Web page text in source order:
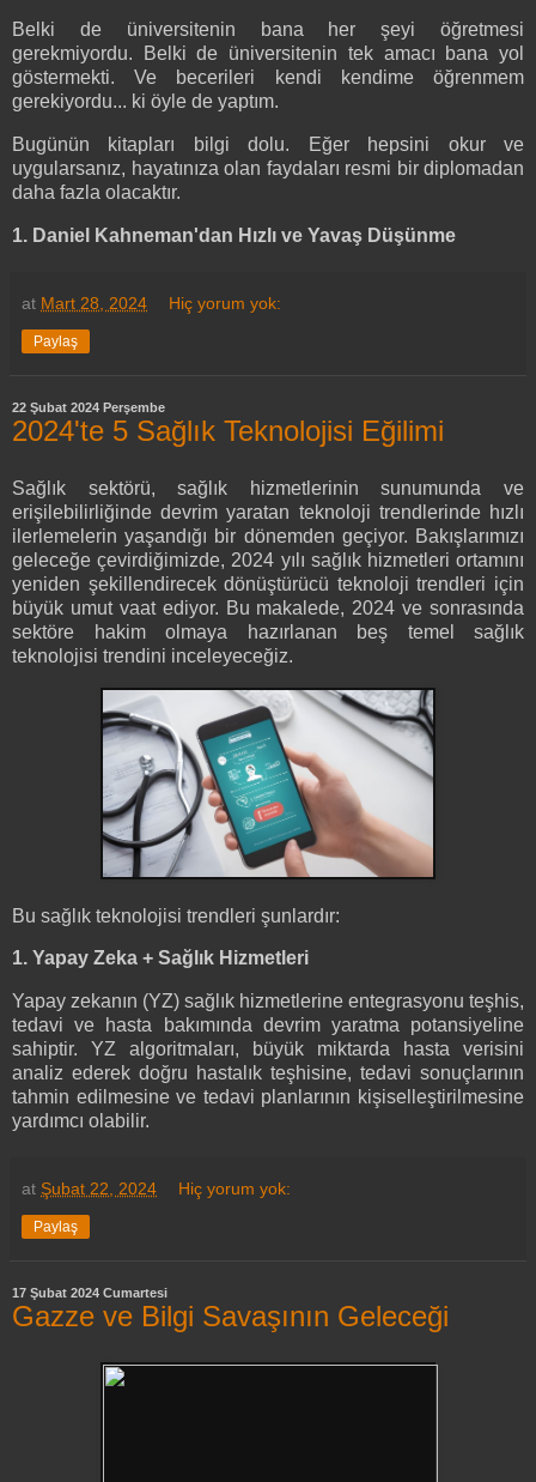
Belki de üniversitenin bana her şeyi öğretmesi
gerekmiyordu. Belki de üniversitenin tek amacı bana yol
göstermekti. Ve becerileri kendi kendime öğrenmem
gerekiyordu... ki öyle de yaptım.
Bugünün kitapları bilgi dolu. Eğer hepsini okur ve
uygularsanız, hayatınıza olan faydaları resmi bir diplomadan
daha fazla olacaktır.
1. Daniel Kahneman'dan Hızlı ve Yavaş Düşünme
at Mart 28, 2024 Hiç yorum yok:
Paylaş
22 Şubat 2024 Perşembe
2024'te 5 Sağlık Teknolojisi Eğilimi
Sağlık sektörü, sağlık hizmetlerinin sunumunda ve
erişilebilirliğinde devrim yaratan teknoloji trendlerinde hızlı
ilerlemelerin yaşandığı bir dönemden geçiyor. Bakışlarımızı
geleceğe çevirdiğimizde, 2024 yılı sağlık hizmetleri ortamını
yeniden şekillendirecek dönüştürücü teknoloji trendleri için
büyük umut vaat ediyor. Bu makalede, 2024 ve sonrasında
sektöre hakim olmaya hazırlanan beş temel sağlık
teknolojisi trendini inceleyeceğiz.
Bu sağlık teknolojisi trendleri şunlardır:
1. Yapay Zeka + Sağlık Hizmetleri
Yapay zekanın (YZ) sağlık hizmetlerine entegrasyonu teşhis,
tedavi ve hasta bakımında devrim yaratma potansiyeline
sahiptir. YZ algoritmaları, büyük miktarda hasta verisini
analiz ederek doğru hastalık teşhisine, tedavi sonuçlarının
tahmin edilmesine ve tedavi planlarının kişiselleştirilmesine
yardımcı olabilir.
at Şubat 22, 2024 Hiç yorum yok:
Paylaş
17 Şubat 2024 Cumartesi
Gazze ve Bilgi Savaşının Geleceği